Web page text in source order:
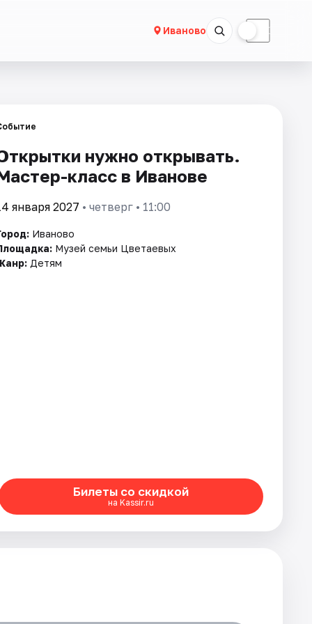
Иваново ☾
нужно открывать.
класс в Иванове
января 2027 • четверг • 11:00
Иваново
Музей семьи Цветаевых
Детям
Билеты со скидкой
на Kassir.ru